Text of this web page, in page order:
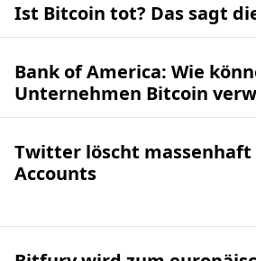
Ist Bitcoin tot? Das sagt
Bank of America: Wie
Unternehmen Bitcoin
Twitter löscht massenhaft
Accounts